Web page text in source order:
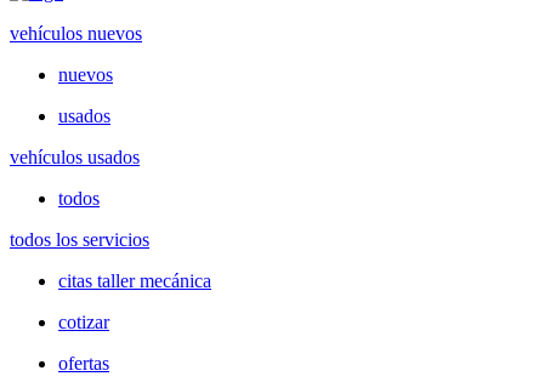
vehículos nuevos
nuevos
usados
vehículos usados
todos
todos los servicios
citas taller mecánica
cotizar
ofertas